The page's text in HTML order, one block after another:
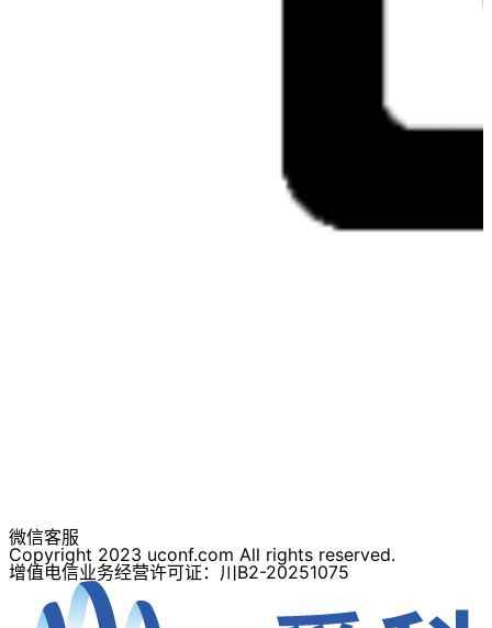
微信客服
Copyright 2023 uconf.com All rights reserved.
增值电信业务经营许可证：川B2-20251075